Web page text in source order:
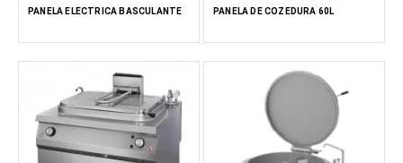
PANELA ELÉCTRICA BASCULANTE
PANELA DE COZEDURA 60L